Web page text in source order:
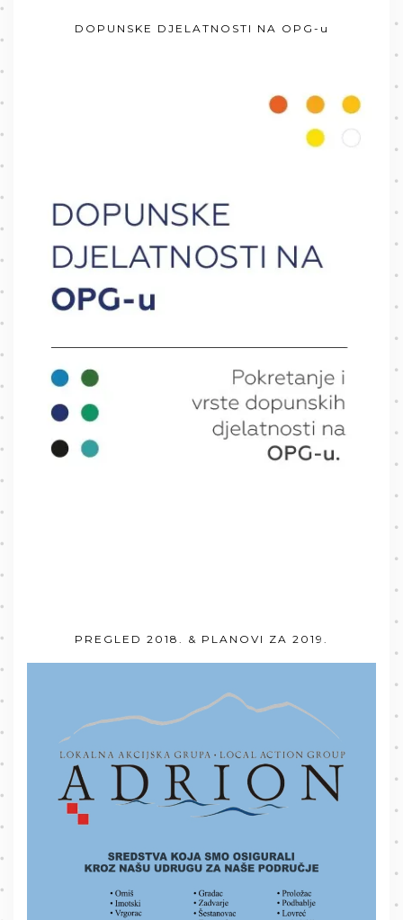
DOPUNSKE DJELATNOSTI NA OPG-u
PREGLED 2018. & PLANOVI ZA 2019.